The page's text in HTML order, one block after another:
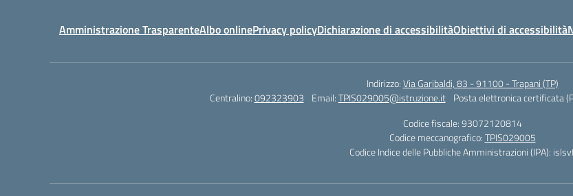
Amministrazione TrasparenteAlbo onlinePrivacy policyDichiarazione di accessibilitàObiettivi di accessibilità
Indirizzo:Via Garibaldi, 83 - 91100 - Trapani (TP)
Centralino:092323903 Email:TPIS029005@istruzione.it Posta elettronica certificata
Codice fiscale: 93072120814
Codice meccanografico:TPIS029005
Codice Indice delle Pubbliche Amministrazioni (IPA):